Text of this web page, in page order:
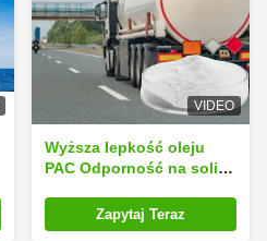
VIDEO
Wyższa lepkość oleju
PAC Odporność na soli
ISO9001Zapytaj Teraz